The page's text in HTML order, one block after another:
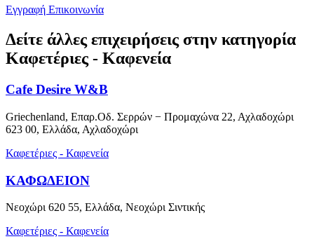
Εγγραφή Επικοινωνία
Δείτε άλλες επιχειρήσεις στην κατηγορία
Καφετέριες - Καφενεία
Cafe Desire W&B
Griechenland, Επαρ.Οδ. Σερρών − Προμαχώνα 22, Αχλαδοχώρι
623 00, Ελλάδα, Αχλαδοχώρι
Καφετέριες - Καφενεία
ΚΑΦΩΔΕΙΟΝ
Νεοχώρι 620 55, Ελλάδα, Νεοχώρι Σιντικής
Καφετέριες - Καφενεία